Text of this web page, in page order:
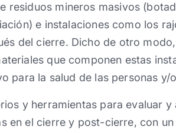
residuos mineros masivos
e instalaciones como los
del cierre. Dicho de otro
que componen estas
para la salud de las personas y/
y herramientas para evaluar
en el cierre y post-cierre, con